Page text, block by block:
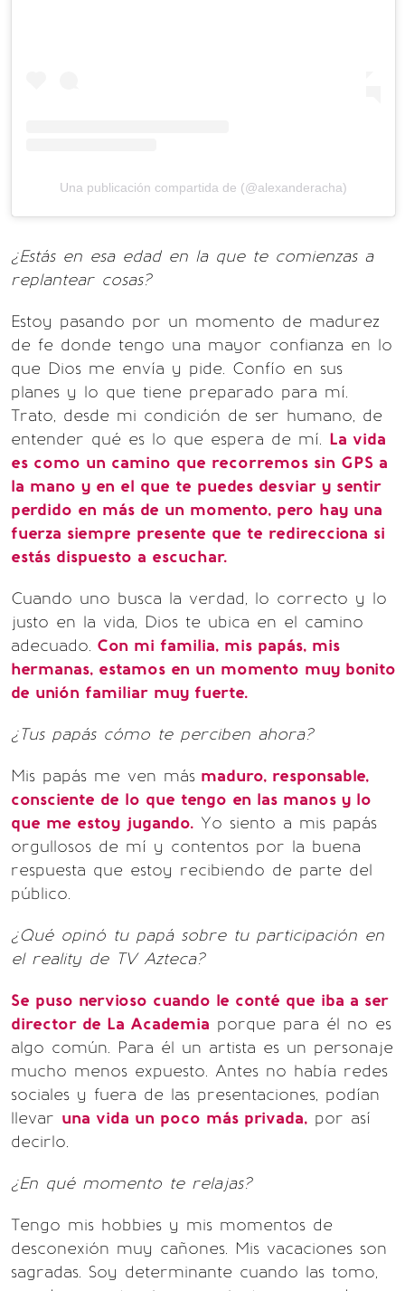
Una publicación compartida de (@alexanderacha)
¿Estás en esa edad en la que te comienzas a
replantear cosas?
Estoy pasando por un momento de madurez
de fe donde tengo una mayor confianza en lo
que Dios me envía y pide. Confío en sus
planes y lo que tiene preparado para mí.
Trato, desde mi condición de ser humano, de
entender qué es lo que espera de mí. La vida
es como un camino que recorremos sin GPS a
la mano y en el que te puedes desviar y sentir
perdido en más de un momento, pero hay una
fuerza siempre presente que te redirecciona si
estás dispuesto a escuchar.
Cuando uno busca la verdad, lo correcto y lo
justo en la vida, Dios te ubica en el camino
adecuado. Con mi familia, mis papás, mis
hermanas, estamos en un momento muy bonito
de unión familiar muy fuerte.
¿Tus papás cómo te perciben ahora?
Mis papás me ven más maduro, responsable,
consciente de lo que tengo en las manos y lo
que me estoy jugando. Yo siento a mis papás
orgullosos de mí y contentos por la buena
respuesta que estoy recibiendo de parte del
público.
¿Qué opinó tu papá sobre tu participación en
el reality de TV Azteca?
Se puso nervioso cuando le conté que iba a ser
director de La Academia porque para él no es
algo común. Para él un artista es un personaje
mucho menos expuesto. Antes no había redes
sociales y fuera de las presentaciones, podían
llevar una vida un poco más privada, por así
decirlo.
¿En qué momento te relajas?
Tengo mis hobbies y mis momentos de
desconexión muy cañones. Mis vacaciones son
sagradas. Soy determinante cuando las tomo,